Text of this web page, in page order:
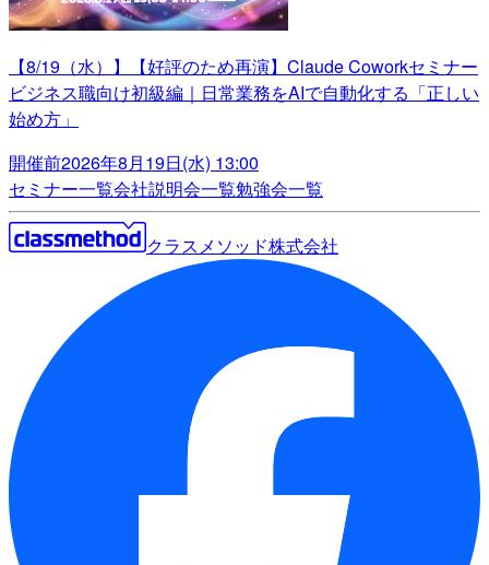
【8/19（水）】【好評のため再演】Claude Coworkセミナー
ビジネス職向け初級編｜日常業務をAIで自動化する「正しい
始め方」
開催前2026年8月19日(水) 13:00
セミナー一覧会社説明会一覧勉強会一覧
クラスメソッド株式会社